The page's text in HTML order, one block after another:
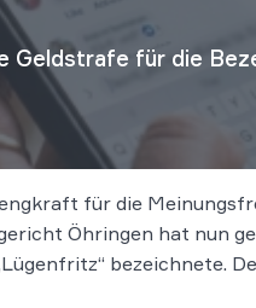
für die
für die
Öhringen hat nun
bezeichnete.